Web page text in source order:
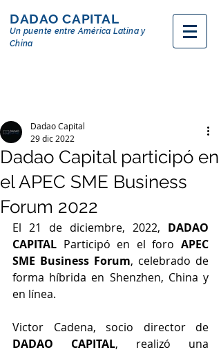
DADAO CAPITAL
Un puente entreAmérica Latina y
China
Dadao Capital participó en
el APEC SME Business
Forum 2022
Dadao Capital
29 dic 2022
El 21 de diciembre, 2022, DADAO
CAPITAL Participó en el foro APEC
SME Business Forum, celebrado de
forma híbrida en Shenzhen, China y
en línea.
DADAO CAPITAL, realizó una